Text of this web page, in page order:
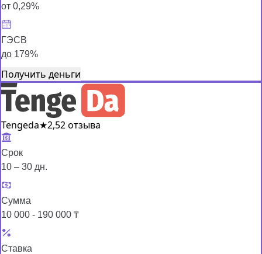
от 0,29%
ГЭСВ
до 179%
Получить деньги
Tengeda★2,52 отзыва
Срок
10 – 30 дн.
Сумма
10 000 - 190 000 ₸
Ставка